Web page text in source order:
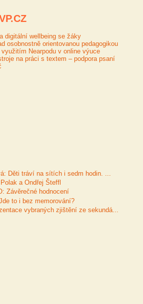
digitální wellbeing se žáky
osobnostně orientovanou pedagogikou
Nearpodu v online výuce
na práci s textem – podpora psaní
Děti tráví na sítích i sedm hodin. ...
a Ondřej Šteffl
Závěrečné hodnocení
to i bez memorování?
vybraných zjištění ze sekundá...